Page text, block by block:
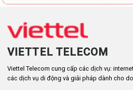
VIETTEL TELECOM
Viettel Telecom cung cấp các dịch vụ:
các dịch vụ di động và giải pháp dành cho